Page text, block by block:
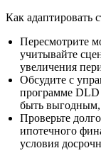
Как адаптировать
Пересмотрите
учитывайте
увеличения
Обсудите с
программе DLD
быть выгодным,
Проверьте
ипотечного
условия